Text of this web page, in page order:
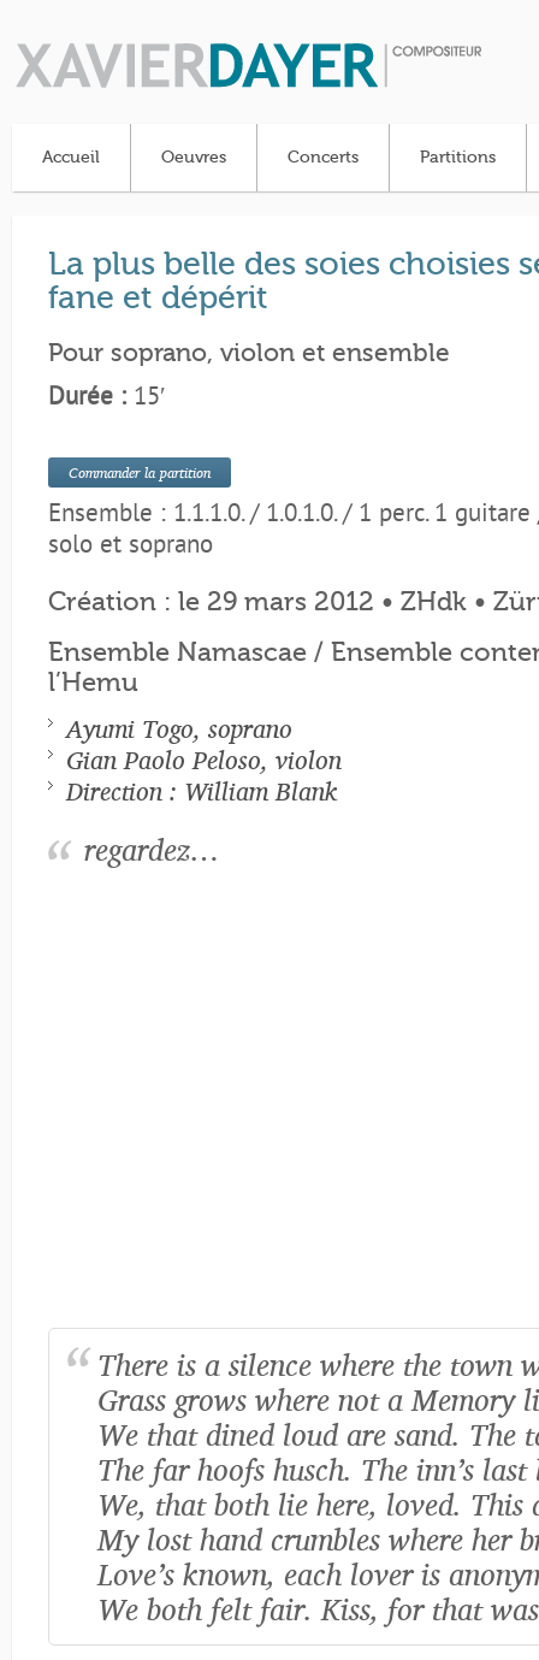
Accueil Oeuvres Concerts Partitions
La plus belle des soies choisies
fane et dépérit
Pour soprano, violon et ensemble
Durée : 15′
Commander la partition
Ensemble : 1.1.1.0. / 1.0.1.0. / 1 perc. 1
solo et soprano
Création : le 29 mars 2012 • ZHdk •
Ensemble Namascae / Ensemble
l’Hemu
Ayumi Togo, soprano
Gian Paolo Peloso, violon
Direction : William Blank
regardez…
There is a silence where the town
Grass grows where not a Memory
We that dined loud are sand. The
The far hoofs husch. The inn’s
We, that both lie here, loved. This
My lost hand crumbles where her
Love’s known, each lover is
We both felt fair. Kiss, for that